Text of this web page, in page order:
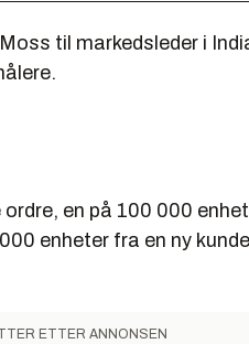
til markedsleder i
en på 100 000
enheter fra en ny
ETTER ANNONSEN